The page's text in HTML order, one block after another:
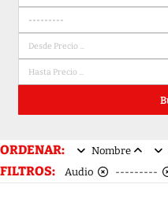
ORDENAR: Nombre
FILTROS: Audio ---------